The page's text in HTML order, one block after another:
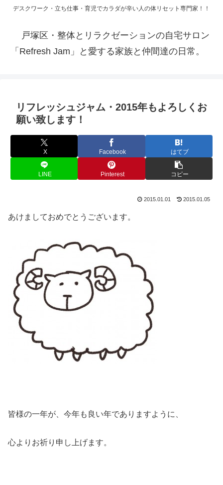
デスクワーク・立ち仕事・育児でカラダが辛い人の体リセット専門家！！
戸塚区・整体とリラクゼーションの自宅サロン
「Refresh Jam」と愛する家族と仲間達の日常。
リフレッシュジャム・2015年もよろしくお
願い致します！
X Facebook はてブ
LINE Pinterest コピー
2015.01.01 2015.01.05
あけましておめでとうございます。
皆様の一年が、今年も良い年でありますように、
心よりお祈り申し上げます。